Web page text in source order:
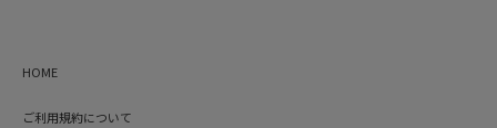
HOME
ご利用規約について